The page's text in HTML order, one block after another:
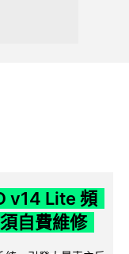
v14 Lite 頻
自費維修